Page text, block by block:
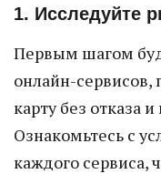
1. Исследуйте
Первым шагом
онлайн-
карту без отказа
Ознакомьтесь с
каждого сервиса,